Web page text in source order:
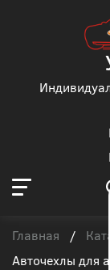
Главная /
Авточехлы для